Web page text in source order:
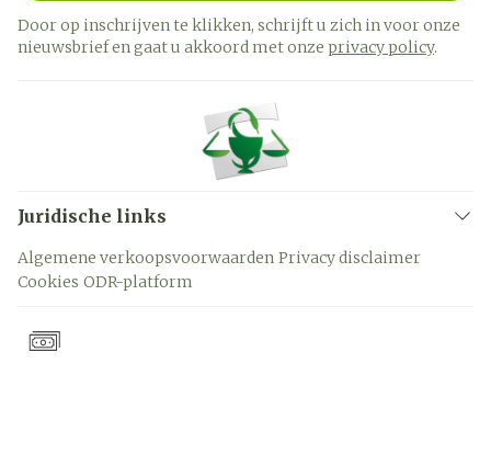
Door op inschrijven te klikken, schrijft u zich in voor onze
nieuwsbrief en gaat u akkoord met onze privacy policy.
Juridische links
Algemene verkoopsvoorwaarden Privacy disclaimer
Cookies ODR-platform